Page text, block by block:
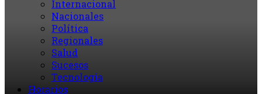
Internacional
Nacionales
Política
Regionales
Salud
Sucesos
Tecnología
Horarios